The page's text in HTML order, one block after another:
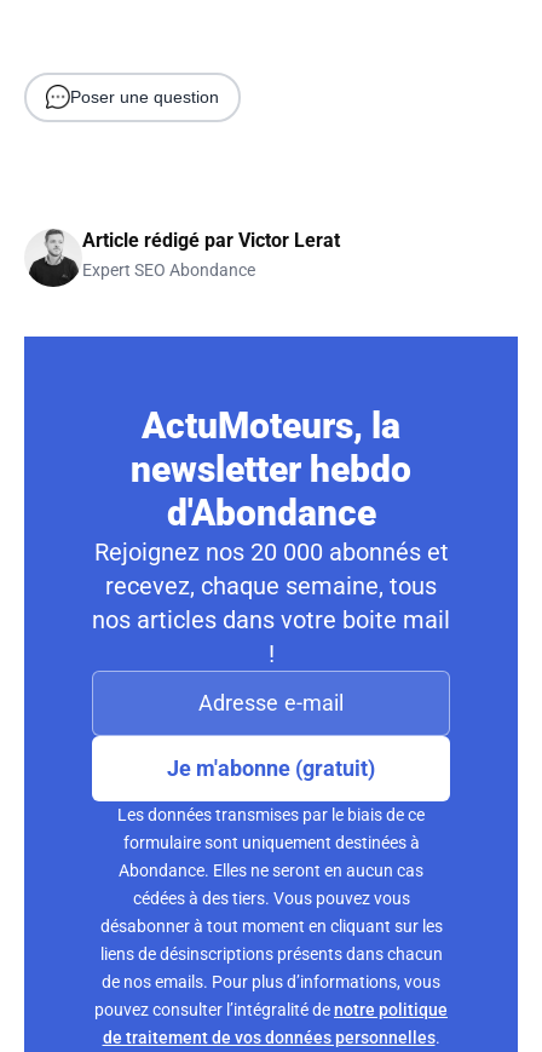
Poser une question
Article rédigé par Victor Lerat
Expert SEO Abondance
ActuMoteurs, la
newsletter hebdo
d'Abondance
Rejoignez nos 20 000 abonnés et
recevez, chaque semaine, tous
nos articles dans votre boite mail
!
Je m'abonne (gratuit)
Les données transmises par le biais de ce
formulaire sont uniquement destinées à
Abondance. Elles ne seront en aucun cas
cédées à des tiers. Vous pouvez vous
désabonner à tout moment en cliquant sur les
liens de désinscriptions présents dans chacun
de nos emails. Pour plus d’informations, vous
pouvez consulter l’intégralité denotre politique
de traitement de vos données personnelles.